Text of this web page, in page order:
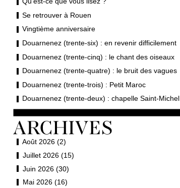
Se retrouver à Rouen
Vingtième anniversaire
Douarnenez (trente-six) : en revenir difficilement
Douarnenez (trente-cinq) : le chant des oiseaux
Douarnenez (trente-quatre) : le bruit des vagues
Douarnenez (trente-trois) : Petit Maroc
Douarnenez (trente-deux) : chapelle Saint-Michel
Août 2026 (2)
Juillet 2026 (15)
Juin 2026 (30)
Mai 2026 (16)